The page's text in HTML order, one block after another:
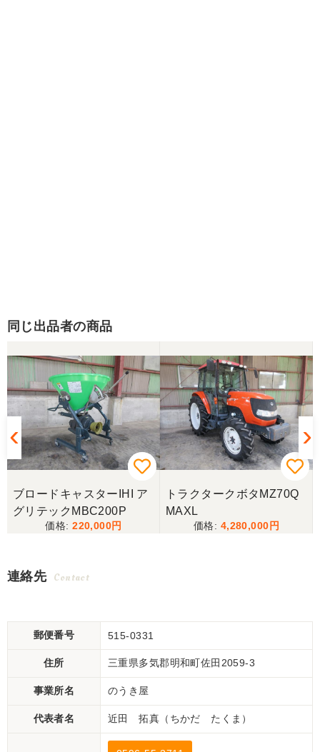
同じ出品者の商品
ブロードキャスターIHI ア
グリテックMBC200P
220,000
トラクタークボタMZ70Q
MAXL
4,280,000
連絡先 Contact
郵便番号 515-0331
住所 三重県多気郡明和町佐田2059-3
事業所名 のうき屋
代表者名 近田 拓真（ちかだ たくま）